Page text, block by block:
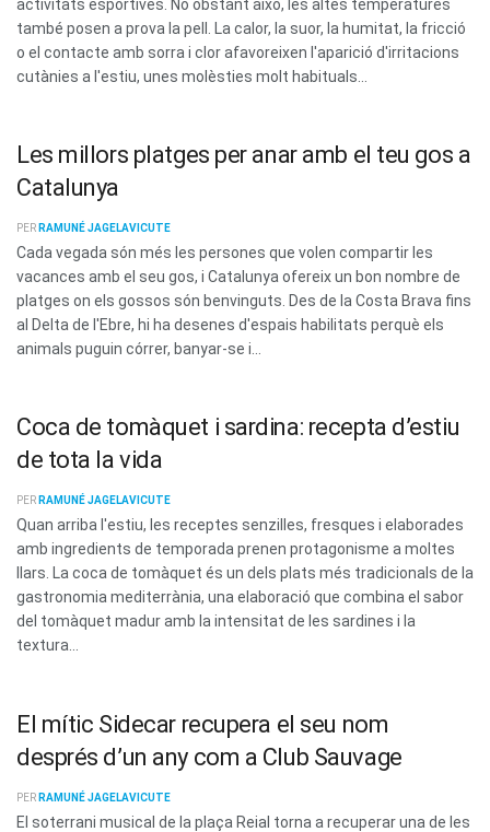
activitats esportives. No obstant això, les altes temperatures
també posen a prova la pell. La calor, la suor, la humitat, la fricció
o el contacte amb sorra i clor afavoreixen l'aparició d'irritacions
cutànies a l'estiu, unes molèsties molt habituals...
Les millors platges per anar amb el teu gos a
Catalunya
PER RAMUNÉ JAGELAVICUTE
Cada vegada són més les persones que volen compartir les
vacances amb el seu gos, i Catalunya ofereix un bon nombre de
platges on els gossos són benvinguts. Des de la Costa Brava fins
al Delta de l'Ebre, hi ha desenes d'espais habilitats perquè els
animals puguin córrer, banyar-se i...
Coca de tomàquet i sardina: recepta d’estiu
de tota la vida
PER RAMUNÉ JAGELAVICUTE
Quan arriba l'estiu, les receptes senzilles, fresques i elaborades
amb ingredients de temporada prenen protagonisme a moltes
llars. La coca de tomàquet és un dels plats més tradicionals de la
gastronomia mediterrània, una elaboració que combina el sabor
del tomàquet madur amb la intensitat de les sardines i la
textura...
El mític Sidecar recupera el seu nom
després d’un any com a Club Sauvage
PER RAMUNÉ JAGELAVICUTE
El soterrani musical de la plaça Reial torna a recuperar una de les